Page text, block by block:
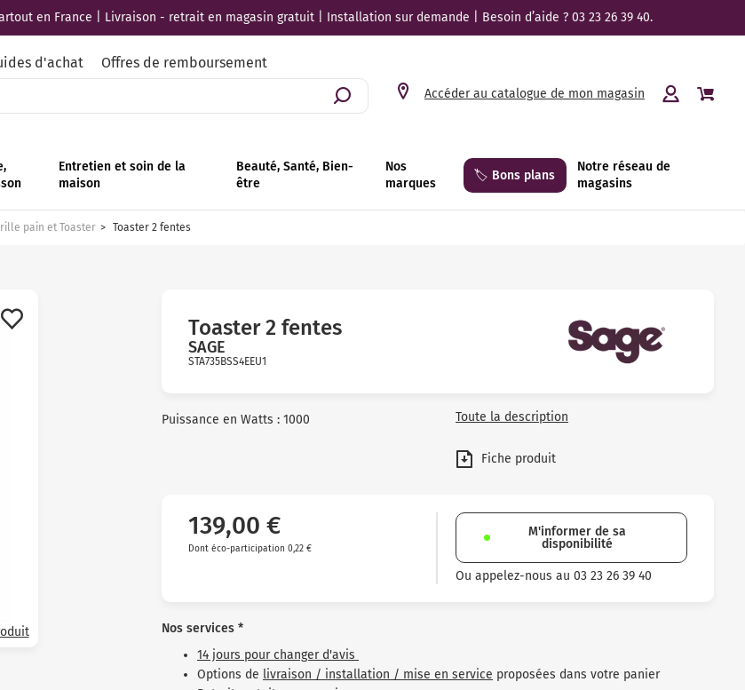
en France | Livraison - retrait en magasin gratuit | Installation sur demande | Besoin d’aide ? 03 23 26 39 40.
d'achat Offres de remboursement
Accéder au catalogue de mon magasin
Entretien et soin de la
maison
Beauté, Santé, Bien-
être
Nos
marques
🏷️ Bons plans
Notre réseau de
magasins
pain et Toaster Toaster 2 fentes
Toaster 2 fentes
SAGE
STA735BSS4EEU1
Puissance en Watts : 1000 Toute la description
Fiche produit
139,00 €
Dont éco-participation 0,22 €
M'informer de sa
disponibilité
Ou appelez-nous au 03 23 26 39 40
Nos services *
14 jours pour changer d'avis
Options de livraison / installation / mise en service proposées dans votre panier